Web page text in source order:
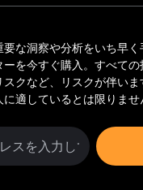
な洞察や分析をいち早く
を今すぐ購入。 すべての
スクなど、リスクが伴い
適しているとは限りませ